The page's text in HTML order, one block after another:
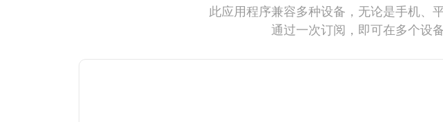
此应用程序兼容多种设备，无论是手机、
通过一次订阅，即可在多个设